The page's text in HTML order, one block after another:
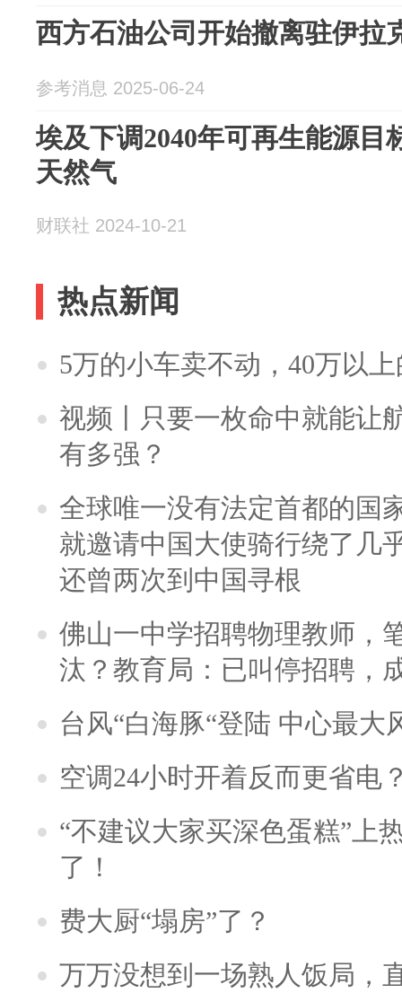
西方石油公司开始撤离驻伊拉
参考消息 2025-06-24
埃及下调2040年可再生能源目
天然气
财联社 2024-10-21
热点新闻
5万的小车卖不动，40万以
视频丨只要一枚命中就能让
有多强？
全球唯一没有法定首都的国
就邀请中国大使骑行绕了几
还曾两次到中国寻根
佛山一中学招聘物理教师，
汰？教育局：已叫停招聘，
台风“白海豚“登陆 中心最大
空调24小时开着反而更省电
“不建议大家买深色蛋糕”上
了！
费大厨“塌房”了？
万万没想到一场熟人饭局，